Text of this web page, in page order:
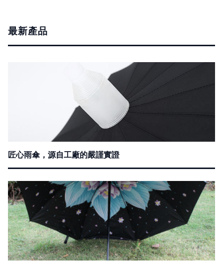
最新產品
匠心雨傘，源自工廠的嚴謹實證